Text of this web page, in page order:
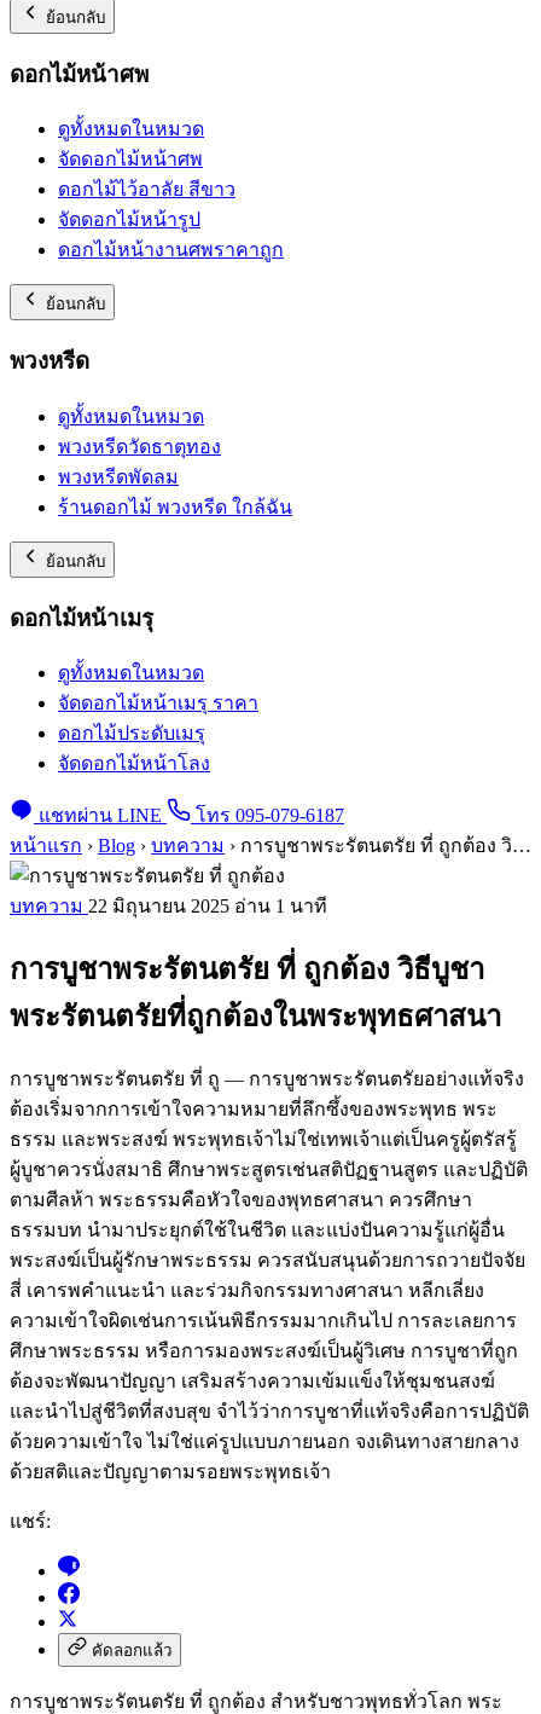
ย้อนกลับ
ดอกไม้หน้าศพ
ดูทั้งหมดในหมวด
จัดดอกไม้หน้าศพ
ดอกไม้ไว้อาลัย สีขาว
จัดดอกไม้หน้ารูป
ดอกไม้หน้างานศพราคาถูก
ย้อนกลับ
พวงหรีด
ดูทั้งหมดในหมวด
พวงหรีดวัดธาตุทอง
พวงหรีดพัดลม
ร้านดอกไม้ พวงหรีด ใกล้ฉัน
ย้อนกลับ
ดอกไม้หน้าเมรุ
ดูทั้งหมดในหมวด
จัดดอกไม้หน้าเมรุ ราคา
ดอกไม้ประดับเมรุ
จัดดอกไม้หน้าโลง
แชทผ่าน LINE
โทร 095-079-6187
หน้าแรก › Blog › บทความ › การบูชาพระรัตนตรัย ที่ ถูกต้อง วิธีบูชาพระรัตนตรัยที่ถูกต้องในพระพุทธศาสนา
บทความ 22 มิถุนายน 2025 อ่าน 1 นาที
การบูชาพระรัตนตรัย ที่ ถูกต้อง วิธีบูชา
พระรัตนตรัยที่ถูกต้องในพระพุทธศาสนา
การบูชาพระรัตนตรัย ที่ ถู — การบูชาพระรัตนตรัยอย่างแท้จริง
ต้องเริ่มจากการเข้าใจความหมายที่ลึกซึ้งของพระพุทธ พระ
ธรรม และพระสงฆ์ พระพุทธเจ้าไม่ใช่เทพเจ้าแต่เป็นครูผู้ตรัสรู้
ผู้บูชาควรนั่งสมาธิ ศึกษาพระสูตรเช่นสติปัฏฐานสูตร และปฏิบัติ
ตามศีลห้า พระธรรมคือหัวใจของพุทธศาสนา ควรศึกษา
ธรรมบท นำมาประยุกต์ใช้ในชีวิต และแบ่งปันความรู้แก่ผู้อื่น
พระสงฆ์เป็นผู้รักษาพระธรรม ควรสนับสนุนด้วยการถวายปัจจัย
สี่ เคารพคำแนะนำ และร่วมกิจกรรมทางศาสนา หลีกเลี่ยง
ความเข้าใจผิดเช่นการเน้นพิธีกรรมมากเกินไป การละเลยการ
ศึกษาพระธรรม หรือการมองพระสงฆ์เป็นผู้วิเศษ การบูชาที่ถูก
ต้องจะพัฒนาปัญญา เสริมสร้างความเข้มแข็งให้ชุมชนสงฆ์
และนำไปสู่ชีวิตที่สงบสุข จำไว้ว่าการบูชาที่แท้จริงคือการปฏิบัติ
ด้วยความเข้าใจ ไม่ใช่แค่รูปแบบภายนอก จงเดินทางสายกลาง
ด้วยสติและปัญญาตามรอยพระพุทธเจ้า
แชร์:
คัดลอกแล้ว
การบูชาพระรัตนตรัย ที่ ถูกต้อง สำหรับชาวพุทธทั่วโลก พระ